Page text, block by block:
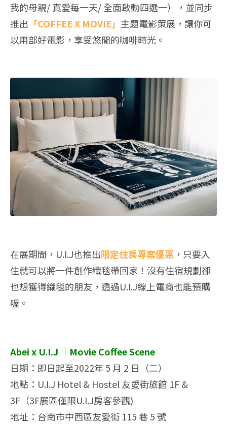
我的母親‭/ ‬真愛每一天‭/ ‬全面啟動四選一），並同步
推出 「COFFEE X MOVIE」 主題電影策展，讓你可
以用部好電影，享受悠閒的咖啡時光。
在展期間，U.I.J也推出限定住房專案優惠 ，只要入
住就可以將一件創作織毯帶回家！沒有住宿規劃卻
也想獲得織毯的朋友，透過U.I.J線上電商也能預購
喔。
Abei x U.I.J‭ ｜‬Movie Coffee Scene
日期：即日起至2022年‭ ‬5‭ ‬月‭ ‬2‭ ‬日（二）
地點：U.I.J Hotel‭ & ‬Hostel‭ ‬友愛街旅館 1F‭ &
‬3F（3F展區僅限U.I.J房客參觀‭)‬
地址：台南市中西區友愛街‭ ‬115‭ ‬巷‭ ‬5‭ ‬號